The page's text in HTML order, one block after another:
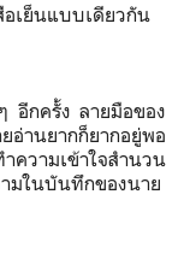
อเย็นแบบเดียวกัน
อีกครั้ง ลายมือของ
านยากก็ยากอยู่พอ
ความเข้าใจสำนวน
มในบันทึกของนาย